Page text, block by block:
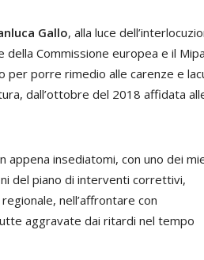
Gallo, alla luce
Commissione europea e il
porre rimedio alle carenze e
dall’ottobre del 2018 affidata
appena insediatomi, con uno dei
del piano di interventi correttivi,
nell’affrontare con
aggravate dai ritardi nel tempo